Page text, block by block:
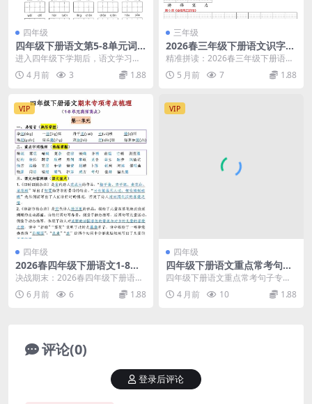
四年级
四年级下册语文第5-8单元词
语专项练习题电子版
进入四年级下学期后，语文学习的
深度明显增加，尤其是第5至第8单
元涵盖了大量重点生...
4 月前 3 1.88
三年级
2026春三年级下册语文识字表
看生字写拼音注音专项练习同
精准拼读：2026春三年级下册语文
识字表注音专项练习深度解析 各位
家长和同学们好...
5 月前 7 1.88
VIP
四年级
2026春四年级下册语文1-8单
元期末专项考点梳理同步考点
决战期末：2026春四年级下册语文
1-8单元期末专项考点梳理深度解析
大家好，我...
6 月前 6 1.88
VIP
四年级
四年级下册语文重点常考句子
专项练习：同步教材句式变换
四年级下册语文重点常考句子专
项：提升语言综合运用能力 在四年
级下册语文的学习中，...
4 月前 10 1.88
评论(0)
登录后评论